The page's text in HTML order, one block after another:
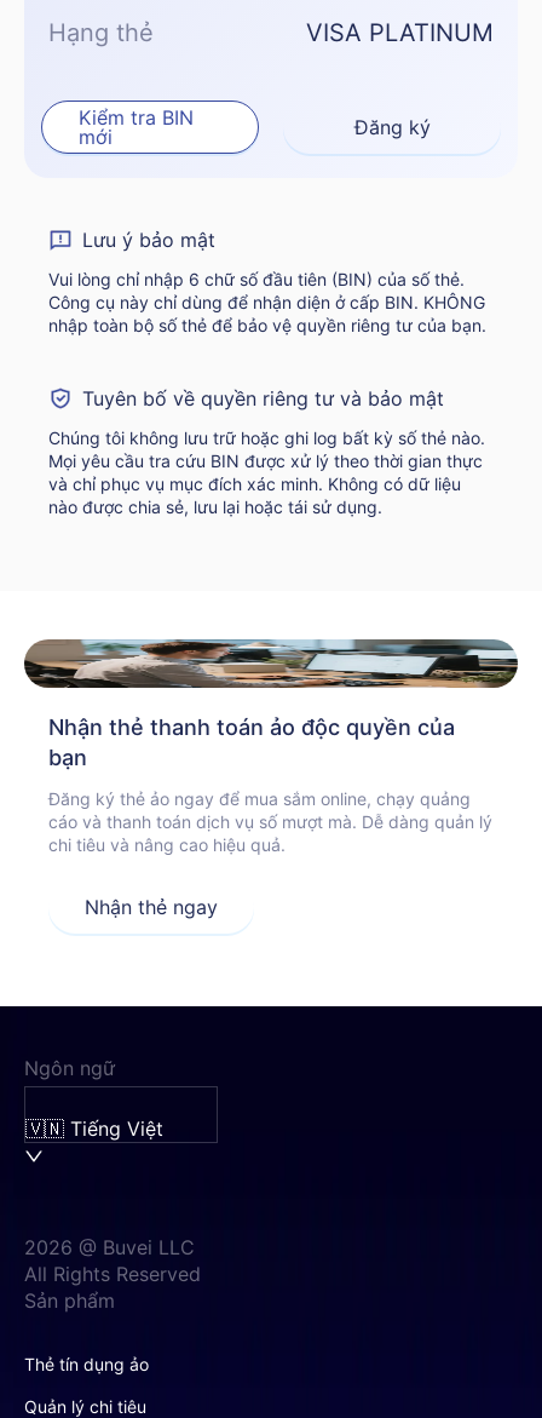
Hạng thẻ
VISA PLATINUM
Kiểm tra BIN
mới
Đăng ký
Lưu ý bảo mật
Vui lòng chỉ nhập 6 chữ số đầu tiên (BIN) của số thẻ.
Công cụ này chỉ dùng để nhận diện ở cấp BIN. KHÔNG
nhập toàn bộ số thẻ để bảo vệ quyền riêng tư của bạn.
Tuyên bố về quyền riêng tư và bảo mật
Chúng tôi không lưu trữ hoặc ghi log bất kỳ số thẻ nào.
Mọi yêu cầu tra cứu BIN được xử lý theo thời gian thực
và chỉ phục vụ mục đích xác minh. Không có dữ liệu
nào được chia sẻ, lưu lại hoặc tái sử dụng.
Nhận thẻ thanh toán ảo độc quyền của
bạn
Đăng ký thẻ ảo ngay để mua sắm online, chạy quảng
cáo và thanh toán dịch vụ số mượt mà. Dễ dàng quản lý
chi tiêu và nâng cao hiệu quả.
Nhận thẻ ngay
Ngôn ngữ
🇻🇳 Tiếng Việt
2026 @ Buvei LLC
All Rights Reserved
Sản phẩm
Thẻ tín dụng ảo
Quản lý chi tiêu